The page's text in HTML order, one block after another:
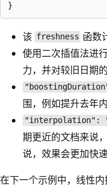
该 freshness 函数
使用二次插值法进
力，并对较旧日期
围，例如提升去年
"interpolation":
期更近的文档来说
说，效果会更加快速
在下一个示例中，线性